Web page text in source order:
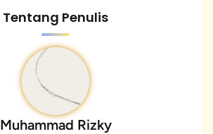
Tentang Penulis
Muhammad Rizky